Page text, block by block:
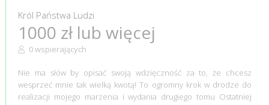
Król Państwa Ludzi
1000 zł lub więcej
0 wspierających
Nie ma słów by opisać swoją wdzięczność za to, że chcesz
wesprzeć mnie tak wielką kwotą! To ogromny krok w drodze do
realizacji mojego marzenia i wydania drugiego tomu Ostatniej